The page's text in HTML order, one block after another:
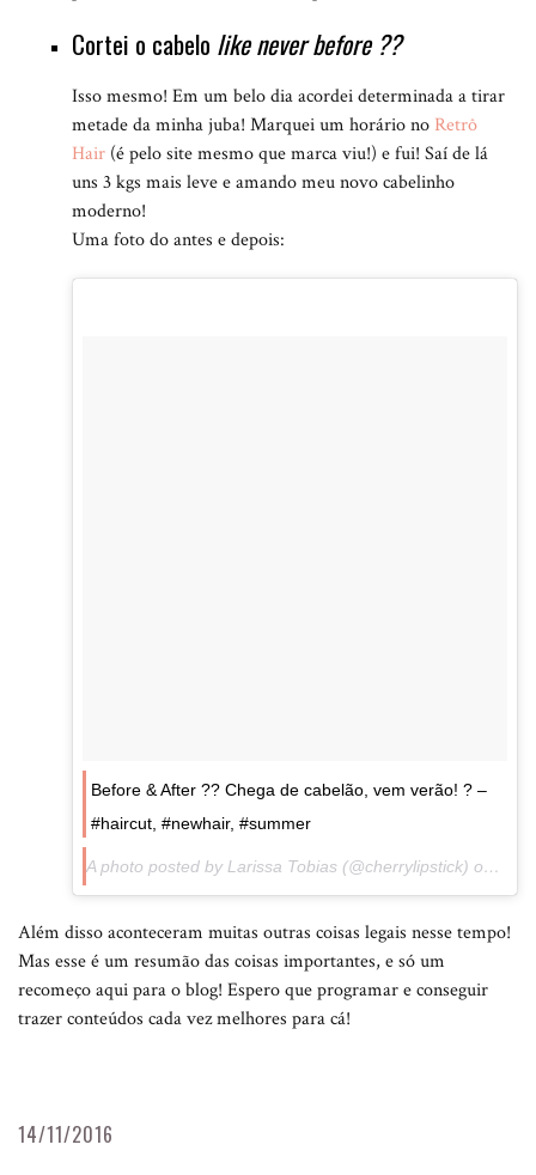
Cortei o cabelo like never before ??
Isso mesmo! Em um belo dia acordei determinada a tirar
metade da minha juba! Marquei um horário no Retrô
Hair (é pelo site mesmo que marca viu!) e fui! Saí de lá
uns 3 kgs mais leve e amando meu novo cabelinho
moderno!
Uma foto do antes e depois:
Before & After ?? Chega de cabelão, vem verão! ? –
#haircut, #newhair, #summer
A photo posted by Larissa Tobias (@cherrylipstick) on
Além disso aconteceram muitas outras coisas legais nesse tempo!
Mas esse é um resumão das coisas importantes, e só um
recomeço aqui para o blog! Espero que programar e conseguir
trazer conteúdos cada vez melhores para cá!
14/11/2016